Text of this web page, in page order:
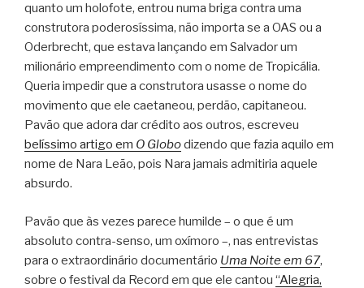
quanto um holofote, entrou numa briga contra uma
construtora poderosíssima, não importa se a OAS ou a
Oderbrecht, que estava lançando em Salvador um
milionário empreendimento com o nome de Tropicália.
Queria impedir que a construtora usasse o nome do
movimento que ele caetaneou, perdão, capitaneou.
Pavão que adora dar crédito aos outros, escreveu
belíssimo artigo em O Globodizendo que fazia aquilo em
nome de Nara Leão, pois Nara jamais admitiria aquele
absurdo.
Pavão que às vezes parece humilde – o que é um
absoluto contra-senso, um oxímoro –, nas entrevistas
para o extraordinário documentário Uma Noite em 67,
sobre o festival da Record em que ele cantou “Alegria,